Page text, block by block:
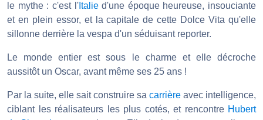
le mythe : c'est l'Italied'une époque heureuse, insouciante
et en plein essor, et la capitale de cette Dolce Vita qu'elle
sillonne derrière la vespa d'un séduisant reporter.
Le monde entier est sous le charme et elle décroche
aussitôt un Oscar, avant même ses 25 ans !
Par la suite, elle sait construire sa carrière avec intelligence,
ciblant les réalisateurs les plus cotés, et rencontre Hubert